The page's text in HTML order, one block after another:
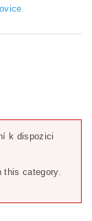
k dispozici
this category.